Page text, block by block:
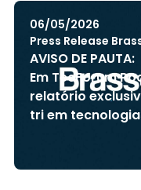
06/05/2026
Press Release
AVISO DE PAUTA:
Em TecForum
relatório
tri em